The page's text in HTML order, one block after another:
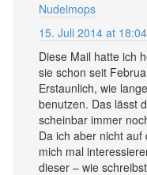
Nudelmops
15. Juli 2014 at 18:04
Diese Mail hatte ich
sie schon seit
Erstaunlich, wie
benutzen. Das lässt
scheinbar immer
Da ich aber nicht
mich mal
dieser – wie